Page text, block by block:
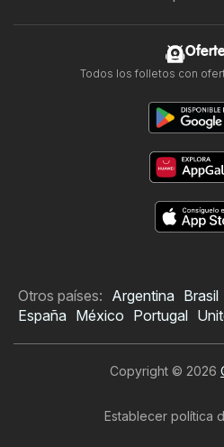
Todos los folletos con
Otros países: Argentina Brasil
España México Portugal
Copyright © 2026
Establecer política